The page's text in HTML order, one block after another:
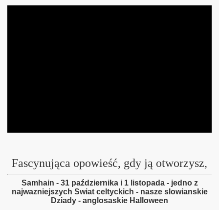
Fascynująca opowieść, gdy ją otworzysz,
Samhain - 31 października i 1 listopada - jedno z
najwazniejszych Swiat celtyckich - nasze slowianskie
Dziady - anglosaskie Halloween